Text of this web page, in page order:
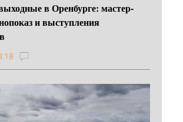
в Оренбурге: мастер-
и выступления